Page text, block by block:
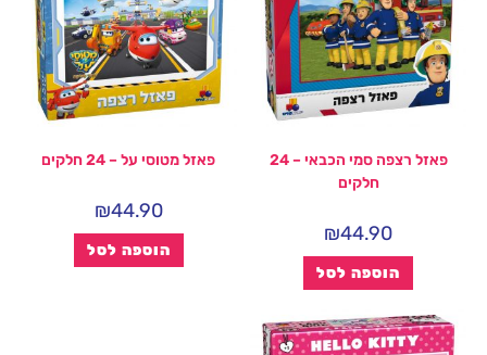
פאזל רצפה סמי הכבאי – 24
חלקים
₪44.90
הוספה לסל
פאזל מטוסי על – 24 חלקים
₪44.90
הוספה לסל